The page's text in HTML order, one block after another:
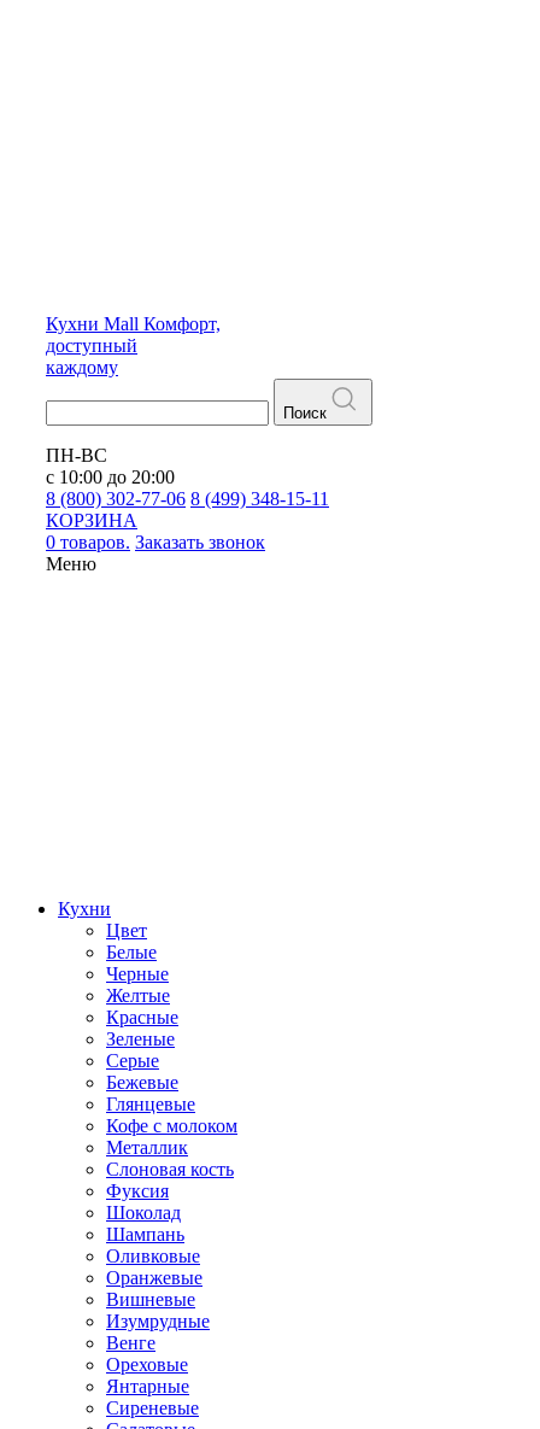
Кухни Mall Комфорт,
доступный
каждому
Поиск
ПН-ВС
с 10:00 до 20:00
8 (800) 302-77-06 8 (499) 348-15-11
КОРЗИНА
0 товаров. Заказать звонок
Меню
Кухни
Цвет
Белые
Черные
Желтые
Красные
Зеленые
Серые
Бежевые
Глянцевые
Кофе с молоком
Металлик
Слоновая кость
Фуксия
Шоколад
Шампань
Оливковые
Оранжевые
Вишневые
Изумрудные
Венге
Ореховые
Янтарные
Сиреневые